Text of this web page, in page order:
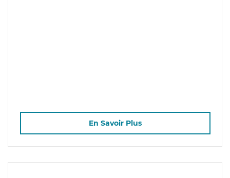
En Savoir Plus